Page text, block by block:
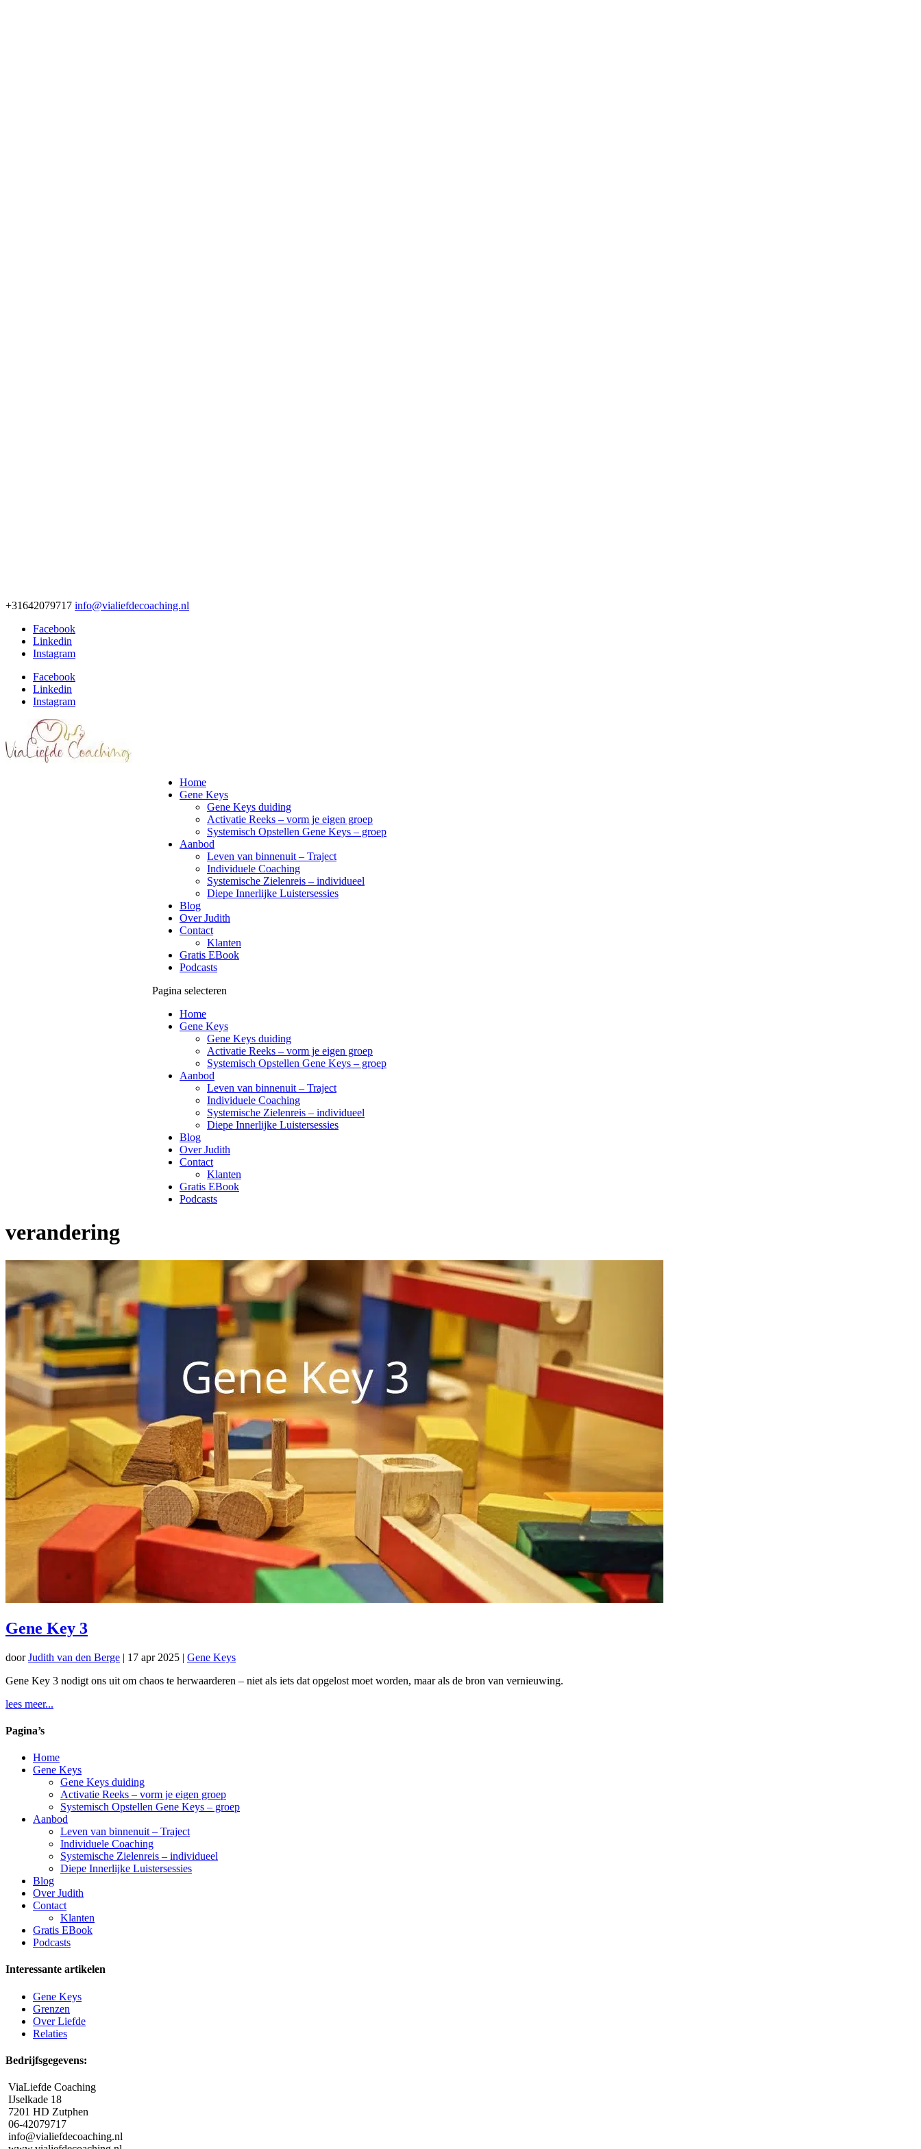
+31642079717 info@vialiefdecoaching.nl
Facebook
Linkedin
Instagram
Facebook
Linkedin
Instagram
Home
Gene Keys
Gene Keys duiding
Activatie Reeks – vorm je eigen groep
Systemisch Opstellen Gene Keys – groep
Aanbod
Leven van binnenuit – Traject
Individuele Coaching
Systemische Zielenreis – individueel
Diepe Innerlijke Luistersessies
Blog
Over Judith
Contact
Klanten
Gratis EBook
Podcasts
Pagina selecteren
Home
Gene Keys
Gene Keys duiding
Activatie Reeks – vorm je eigen groep
Systemisch Opstellen Gene Keys – groep
Aanbod
Leven van binnenuit – Traject
Individuele Coaching
Systemische Zielenreis – individueel
Diepe Innerlijke Luistersessies
Blog
Over Judith
Contact
Klanten
Gratis EBook
Podcasts
verandering
Gene Key 3
doorJudith van den Berge | 17 apr 2025 | Gene Keys
Gene Key 3 nodigt ons uit om chaos te herwaarderen – niet als iets dat opgelost moet worden, maar als de bron van vernieuwing.
lees meer...
Pagina’s
Home
Gene Keys
Gene Keys duiding
Activatie Reeks – vorm je eigen groep
Systemisch Opstellen Gene Keys – groep
Aanbod
Leven van binnenuit – Traject
Individuele Coaching
Systemische Zielenreis – individueel
Diepe Innerlijke Luistersessies
Blog
Over Judith
Contact
Klanten
Gratis EBook
Podcasts
Interessante artikelen
Gene Keys
Grenzen
Over Liefde
Relaties
Bedrijfsgegevens:
ViaLiefde Coaching
IJselkade 18
7201 HD Zutphen
06-42079717
info@vialiefdecoaching.nl